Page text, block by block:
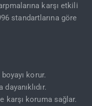
karşı etkili
standartlarına göre
korur.
karşı koruma sağlar.